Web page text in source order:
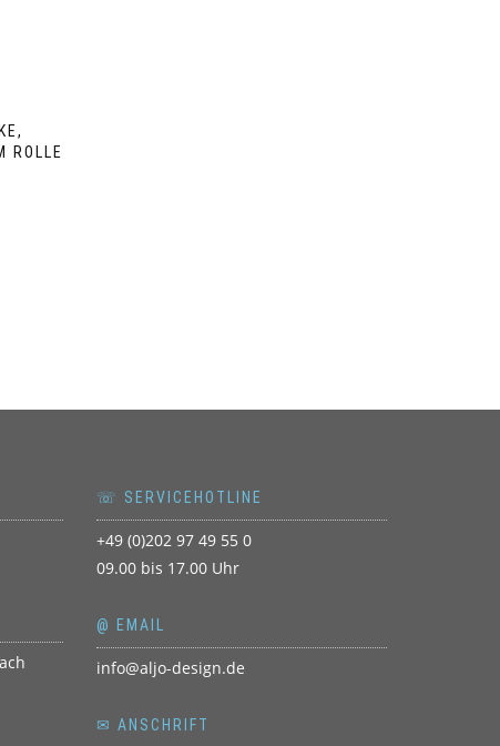
ROLLE
☏ SERVICEHOTLINE
+49 (0)202 97 49 55 0
09.00 bis 17.00 Uhr
@ EMAIL
info@aljo-design.de
✉ ANSCHRIFT